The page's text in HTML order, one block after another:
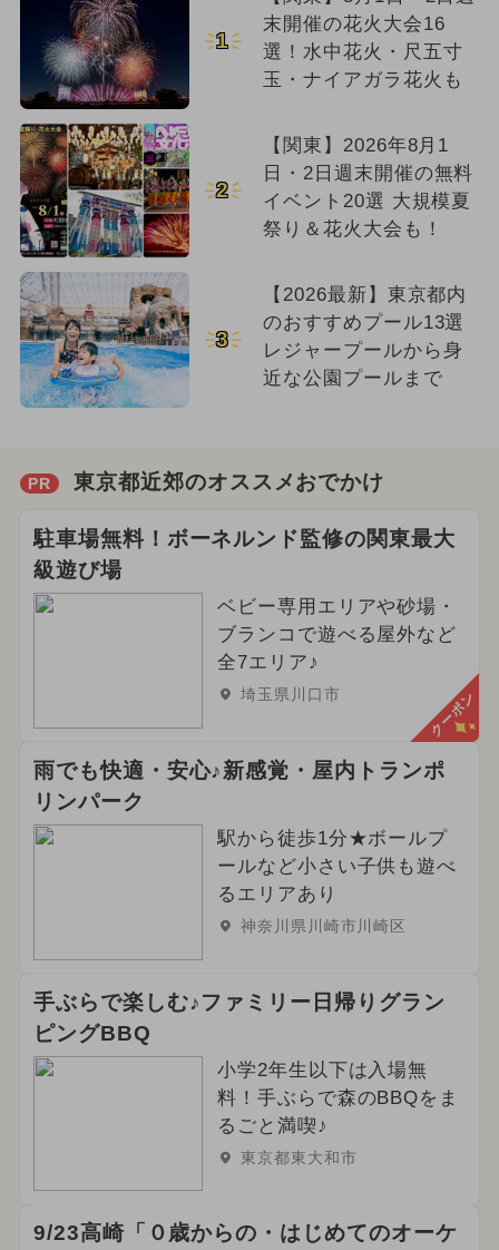
1
末開催の花火大会16
選！水中花火・尺五寸
玉・ナイアガラ花火も
2
【関東】2026年8月1
日・2日週末開催の無料
イベント20選 大規模夏
祭り＆花火大会も！
3
【2026最新】東京都内
のおすすめプール13選
レジャープールから身
近な公園プールまで
PR 東京都近郊のオススメおでかけ
駐車場無料！ボーネルンド監修の関東最大
級遊び場
ベビー専用エリアや砂場・
ブランコで遊べる屋外など
全7エリア♪
埼玉県川口市 クーポン
雨でも快適・安心♪新感覚・屋内トランポ
リンパーク
駅から徒歩1分★ボールプ
ールなど小さい子供も遊べ
るエリアあり
神奈川県川崎市川崎区
手ぶらで楽しむ♪ファミリー日帰りグラン
ピングBBQ
小学2年生以下は入場無
料！手ぶらで森のBBQをま
るごと満喫♪
東京都東大和市
9/23高崎「０歳からの・はじめてのオーケ